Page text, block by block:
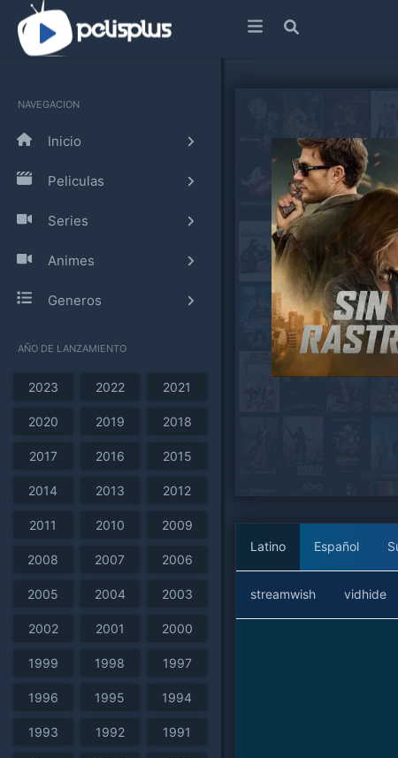
NAVEGACION
Inicio
Peliculas
Series
Animes
Generos
AÑO DE LANZAMIENTO
2023 2022 2021
2020 2019 2018
2017 2016 2015
2014 2013 2012
2011 2010 2009
2008 2007 2006
2005 2004 2003
2002 2001 2000
1999 1998 1997
1996 1995 1994
1993 1992 1991
Latino Español
streamwish vidhide